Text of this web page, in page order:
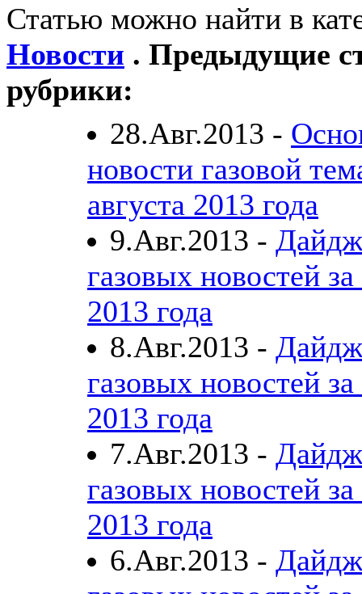
Статью можно найти в
Новости . Предыдущие
рубрики:
28.Авг.2013 -
новости газовой
августа 2013 года
9.Авг.2013 -
газовых новостей за
2013 года
8.Авг.2013 -
газовых новостей за
2013 года
7.Авг.2013 -
газовых новостей за
2013 года
6.Авг.2013 -